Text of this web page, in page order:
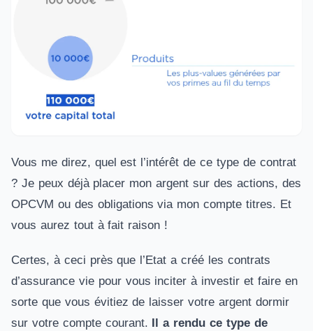
Vous me direz, quel est l’intérêt de ce type de contrat
? Je peux déjà placer mon argent sur des actions, des
OPCVM ou des obligations via mon compte titres. Et
vous aurez tout à fait raison !
Certes, à ceci près que l’Etat a créé les contrats
d’assurance vie pour vous inciter à investir et faire en
sorte que vous évitiez de laisser votre argent dormir
sur votre compte courant. Il a rendu ce type de